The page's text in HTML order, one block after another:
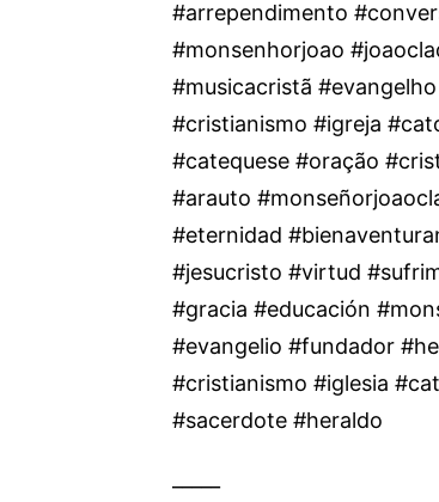
#arrependimento
#monsenhorjoao
#musicacristã
#cristianismo #igreja
#catequese #oração
#arauto
#eternidad
#jesucristo #virtud
#gracia #educación
#evangelio #fundador
#cristianismo #iglesia
#sacerdote #heraldo